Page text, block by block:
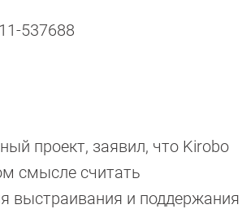
проект, заявил, что Kirobo
смысле считать
выстраивания и поддержания